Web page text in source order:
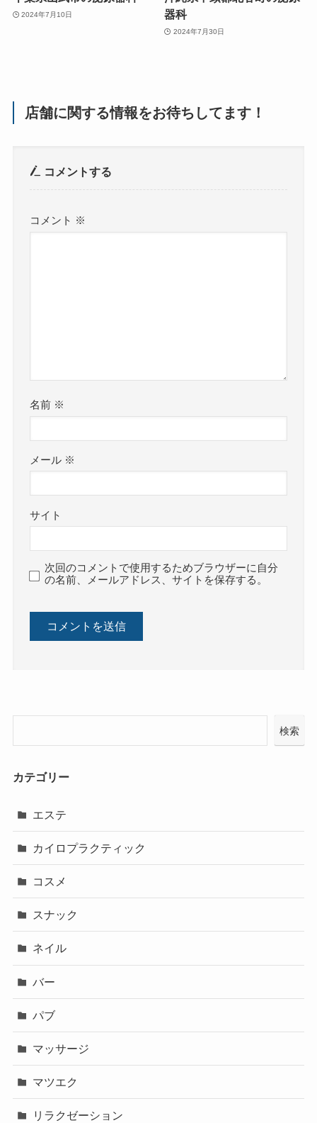
2024年7月10日
器科
2024年7月30日
店舗に関する情報をお待ちしてます！
コメントする
コメント ※
名前 ※
メール ※
サイト
次回のコメントで使用するためブラウザーに自分
の名前、メールアドレス、サイトを保存する。
検索
カテゴリー
エステ
カイロプラクティック
コスメ
スナック
ネイル
バー
パブ
マッサージ
マツエク
リラクゼーション